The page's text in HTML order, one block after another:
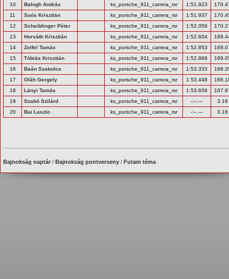
10
Balogh András ks_porsche_911_carrera_rsr 1:51.923
11
Soós Krisztián ks_porsche_911_carrera_rsr 1:51.937
12
Scheiblinger Péter ks_porsche_911_carrera_rsr 1:52.056
13
Horváth Krisztián ks_porsche_911_carrera_rsr 1:52.604
14
Zelfel Tamás ks_porsche_911_carrera_rsr 1:52.853
15
Tóbiás Krisztián ks_porsche_911_carrera_rsr 1:52.869
16
Baán Szabolcs ks_porsche_911_carrera_rsr 1:53.333
17
Oláh Gergely ks_porsche_911_carrera_rsr 1:53.448
18
Lányi Tamás ks_porsche_911_carrera_rsr 1:53.656
19
Szabó Szilárd ks_porsche_911_carrera_rsr -:--.---
3.16
20
Bai Laszlo ks_porsche_911_carrera_rsr -:--.--- 3.16
Bajnokság naptár/ Bajnokság pontverseny/ Futam téma